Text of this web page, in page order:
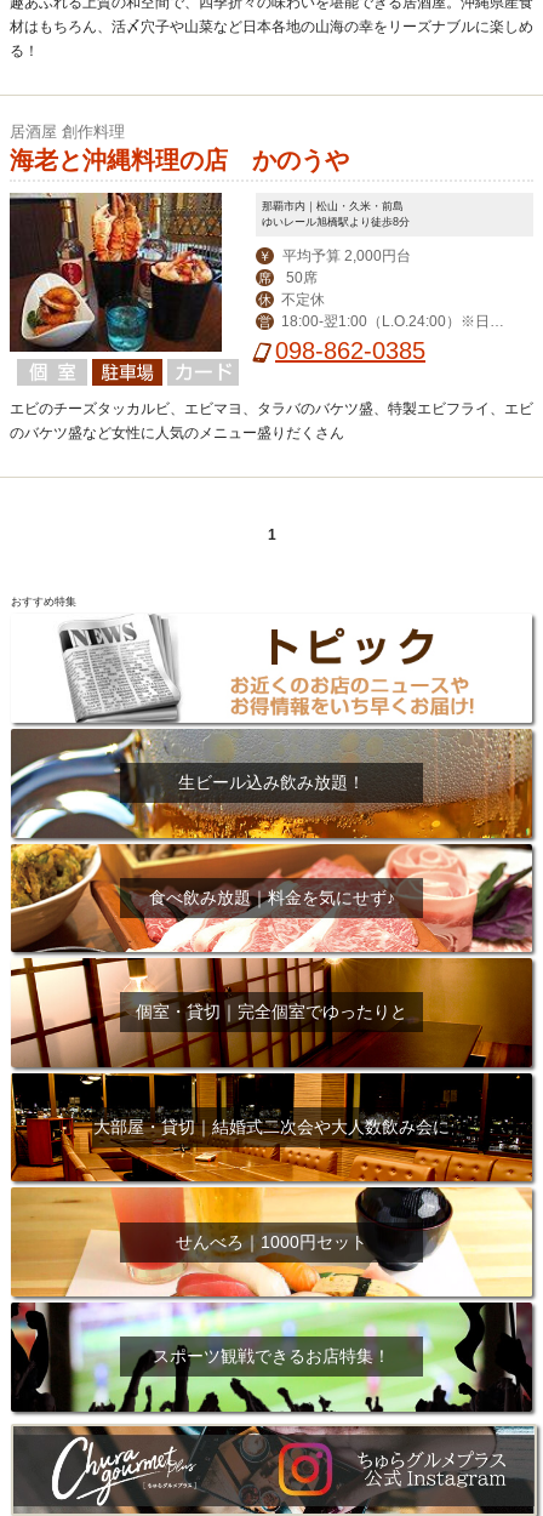
材はもちろん、活〆穴子や山菜など日本各地の山海の幸をリーズナブルに楽しめ
る！
居酒屋 創作料理
海老と沖縄料理の店 かのうや
那覇市内｜松山・久米・前島
ゆいレール旭橋駅より徒歩8分
￥ 平均予算 2,000円台
席 50席
休 不定休
営
18:00-翌1:00（L.O.24:00）※日曜
は24:00（L.O.23:00）
098-862-0385
エビのチーズタッカルビ、エビマヨ、タラバのバケツ盛、特製エビフライ、エビ
のバケツ盛など女性に人気のメニュー盛りだくさん
1
おすすめ特集
生ビール込み飲み放題！
食べ飲み放題｜料金を気にせず♪
個室・貸切｜完全個室でゆったりと
大部屋・貸切｜結婚式二次会や大人数飲み会に
せんべろ｜1000円セット
スポーツ観戦できるお店特集！